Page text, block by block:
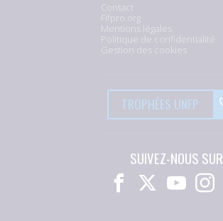
Contact
Fifpro.org
Mentions légales
Politique de confidentialité
Gestion des cookies
TROPHÉES UNFP
SUIVEZ-NOUS SUR